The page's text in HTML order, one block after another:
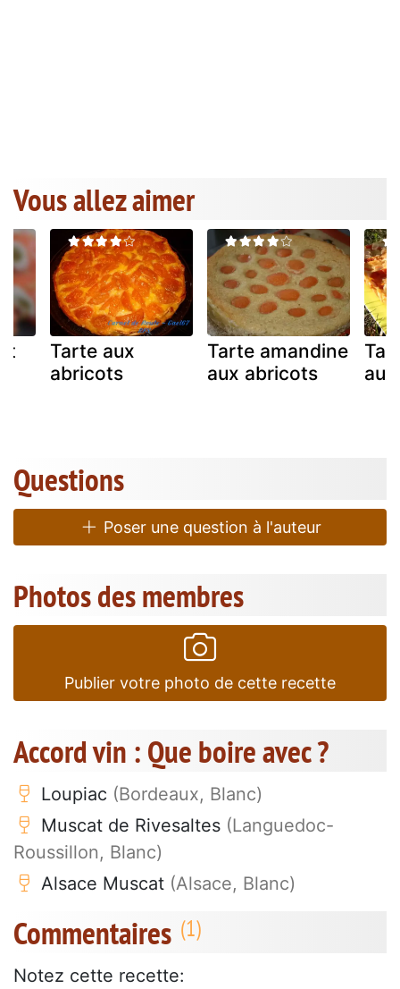
Vous allez aimer
Tarte aux
abricots
Tarte amandine
aux abricots
Questions
Poser une question à l'auteur
Photos des membres
Publier votre photo de cette recette
Accord vin : Que boire avec ?
Loupiac (Bordeaux, Blanc)
Muscat de Rivesaltes (Languedoc-
Roussillon, Blanc)
Alsace Muscat (Alsace, Blanc)
Commentaires
Notez cette recette: